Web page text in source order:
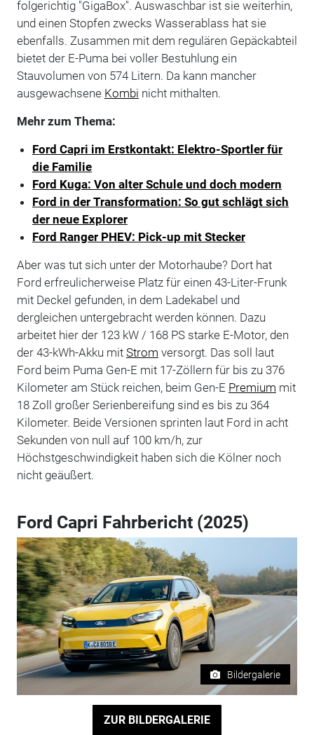
folgerichtig "GigaBox". Auswaschbar ist sie weiterhin,
und einen Stopfen zwecks Wasserablass hat sie
ebenfalls. Zusammen mit dem regulären Gepäckabteil
bietet der E-Puma bei voller Bestuhlung ein
Stauvolumen von 574 Litern. Da kann mancher
ausgewachsene Kombi nicht mithalten.
Mehr zum Thema:
Ford Capri im Erstkontakt: Elektro-Sportler für
die Familie
Ford Kuga: Von alter Schule und doch modern
Ford in der Transformation: So gut schlägt sich
der neue Explorer
Ford Ranger PHEV: Pick-up mit Stecker
Aber was tut sich unter der Motorhaube? Dort hat
Ford erfreulicherweise Platz für einen 43-Liter-Frunk
mit Deckel gefunden, in dem Ladekabel und
dergleichen untergebracht werden können. Dazu
arbeitet hier der 123 kW / 168 PS starke E-Motor, den
der 43-kWh-Akku mit Strom versorgt. Das soll laut
Ford beim Puma Gen-E mit 17-Zöllern für bis zu 376
Kilometer am Stück reichen, beim Gen-E Premium mit
18 Zoll großer Serienbereifung sind es bis zu 364
Kilometer. Beide Versionen sprinten laut Ford in acht
Sekunden von null auf 100 km/h, zur
Höchstgeschwindigkeit haben sich die Kölner noch
nicht geäußert.
Ford Capri Fahrbericht (2025)
Bildergalerie
ZUR BILDERGALERIE